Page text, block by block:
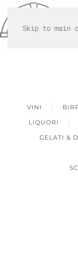
Skip to main
VINI
LIQUORI
GELATI &